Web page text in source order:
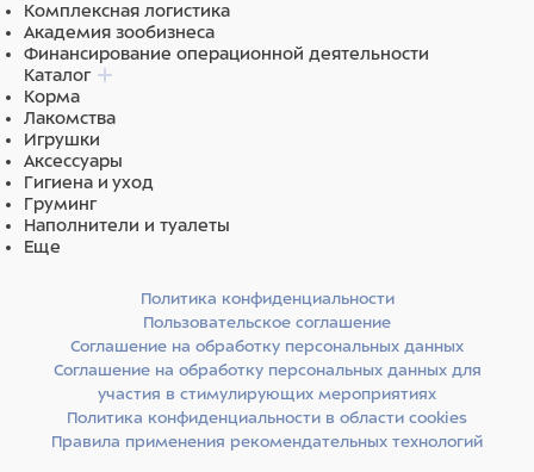
Комплексная логистика
Академия зообизнеса
Финансирование операционной деятельности
Каталог
Корма
Лакомства
Игрушки
Аксессуары
Гигиена и уход
Груминг
Наполнители и туалеты
Еще
Политика конфиденциальности
Пользовательское соглашение
Соглашение на обработку персональных данных
Соглашение на обработку персональных данных для
участия в стимулирующих мероприятиях
Политика конфиденциальности в области cookies
Правила применения рекомендательных технологий